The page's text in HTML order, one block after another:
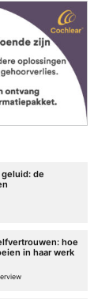
de
hoe
in haar werk